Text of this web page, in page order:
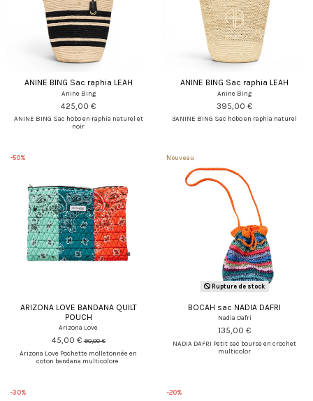
ANINE BING Sac raphia LEAH
Anine Bing
425,00 €
ANINE BING Sac hobo en raphia naturel et
noir
ANINE BING Sac raphia LEAH
Anine Bing
395,00 €
3ANINE BING Sac hobo en raphia naturel
-50%
ARIZONA LOVE BANDANA QUILT
POUCH
Arizona Love
45,00 €90,00 €
Arizona Love Pochette molletonnée en
coton bandana multicolore
Nouveau
Rupture de stock
BOCAH sac NADIA DAFRI
Nadia Dafri
135,00 €
NADIA DAFRI Petit sac bourse en crochet
multicolor
-30% -20%